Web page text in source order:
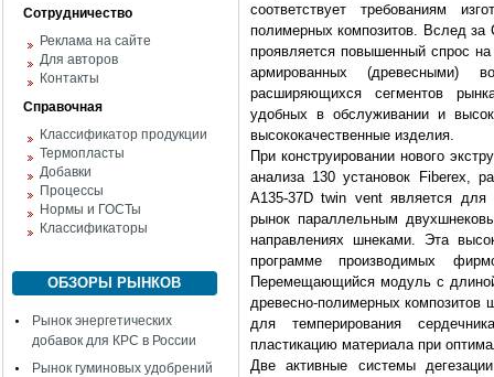
Сотрудничество
Реклама на сайте
Для авторов
Контакты
Справочная
Классификатор продукции
Термопласты
Добавки
Процессы
Нормы и ГОСТы
Классификаторы
ОБЗОРЫ РЫНКОВ
Рынок энергетических
добавок для КРС в России
Рынок гуминовых удобрений
соответствует требованиям
полимерных композитов. Вслед за
проявляется повышенный спрос
армированных (древесными)
расширяющихся сегментов
удобных в обслуживании и
высококачественные изделия.
При конструировании нового
анализа 130 установок Fiberex,
A135-37D twin vent является
рынок параллельным
направлениях шнеками. Эта
программе производимых
Перемещающийся модуль с длиной
древесно-полимерных
для темперирования
пластикацию материала при
Две активные системы